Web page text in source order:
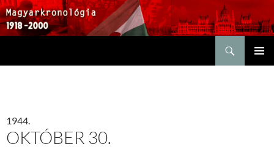
1944.
OKTÓBER 30.